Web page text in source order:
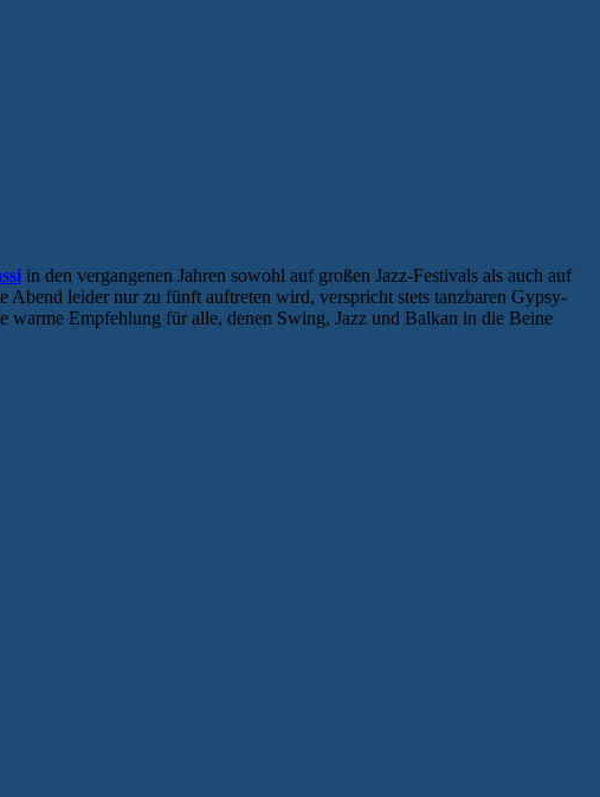
in den vergangenen Jahren sowohl auf großen Jazz-Festivals als auch auf
Abend leider nur zu fünft auftreten wird, verspricht stets tanzbaren Gypsy-
Empfehlung für alle, denen Swing, Jazz und Balkan in die Beine